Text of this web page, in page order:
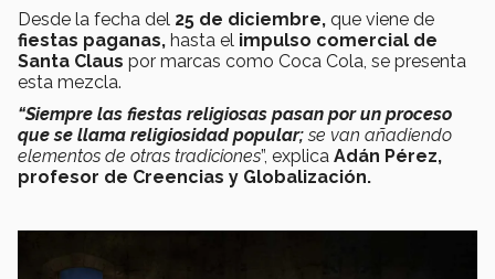
Desde la fecha del 25 de diciembre, que viene de
fiestas paganas, hasta el impulso comercial de
Santa Claus por marcas como Coca Cola, se presenta
esta mezcla.
“Siempre las fiestas religiosas pasan por un proceso
que se llama religiosidad popular;se van añadiendo
elementos de otras tradiciones”, explica Adán Pérez,
profesor de Creencias y Globalización.